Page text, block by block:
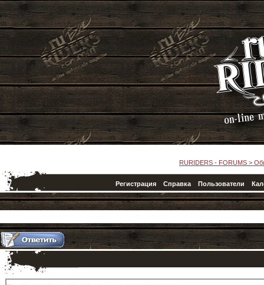
RURIDERS - FORUMS >
Регистрация Справка Пользователи